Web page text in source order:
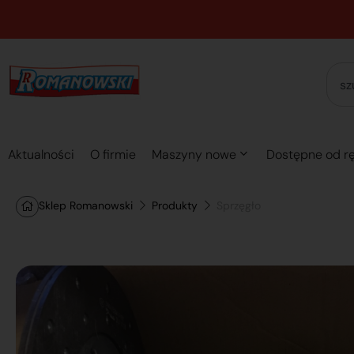
Aktualności O firmie Maszyny nowe Dostępne od
Sklep Romanowski Produkty